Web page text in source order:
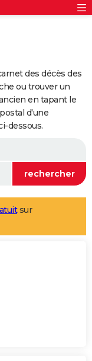
des décès des
ou trouver un
en tapant le
d'une
dessous.
sur